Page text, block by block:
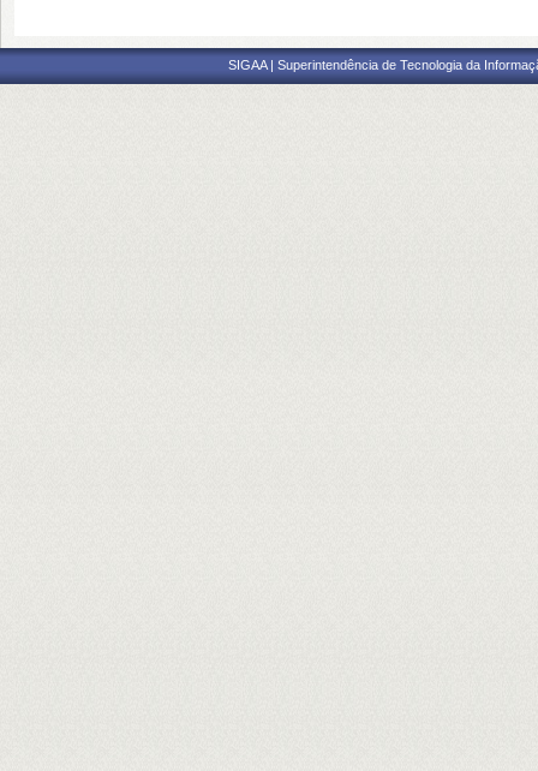
SIGAA | Superintendência de Tecnologia da